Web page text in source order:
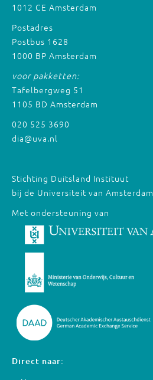
1012 CE Amsterdam
Postadres
Postbus 1628
1000 BP Amsterdam
voor pakketten:
Tafelbergweg 51
1105 BD Amsterdam
020 525 3690
dia@uva.nl
Stichting Duitsland Instituut
bij de Universiteit van Amsterdam
Met ondersteuning van
Direct naar: